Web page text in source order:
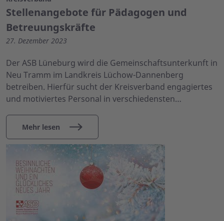
Stellenangebote für Pädagogen und
Betreuungskräfte
27. Dezember 2023
Der ASB Lüneburg wird die Gemeinschaftsunterkunft in
Neu Tramm im Landkreis Lüchow-Dannenberg
betreiben. Hierfür sucht der Kreisverband engagiertes
und motiviertes Personal in verschiedensten…
Mehr lesen